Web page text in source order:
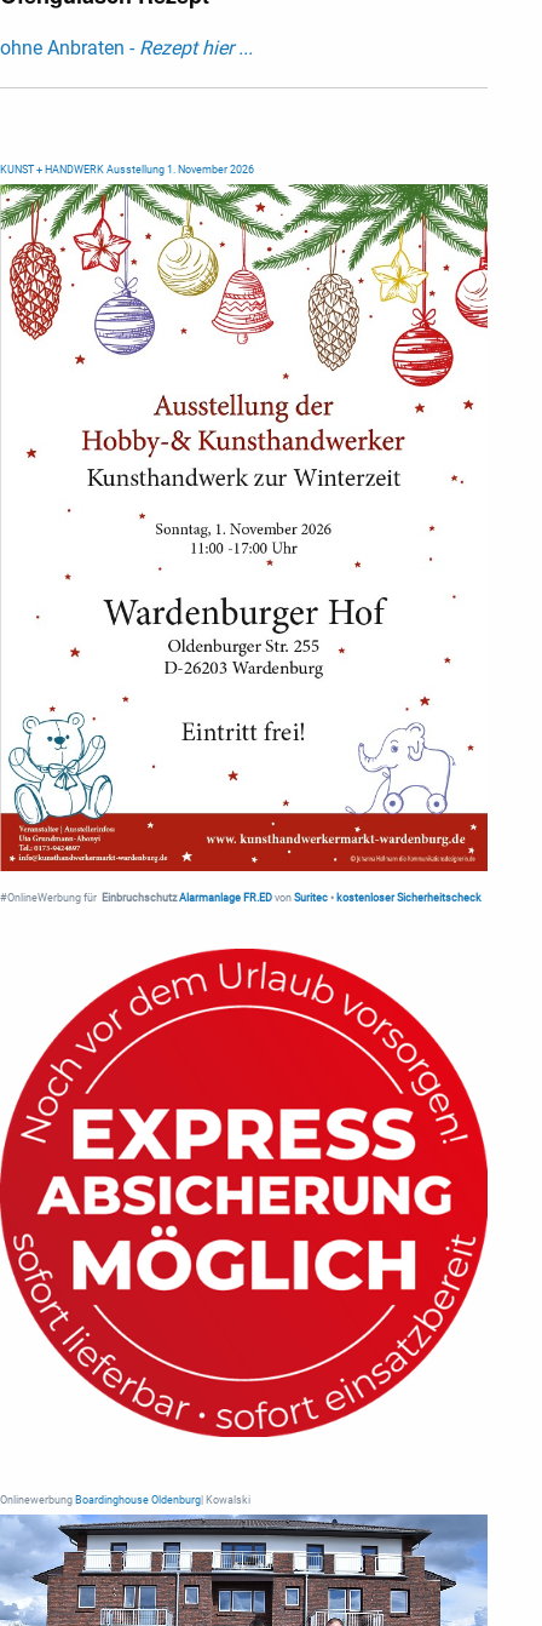
ohne Anbraten - Rezept hier ...
KUNST + HANDWERK Ausstellung 1. November 2026
#OnlineWerbung für Einbruchschutz Alarmanlage FR.ED von Suritec • kostenloser Sicherheitscheck
Onlinewerbung Boardinghouse Oldenburg | Kowalski